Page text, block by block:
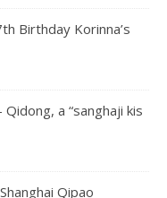
Birthday Korinna’s
a “sanghaji kis
Qipao